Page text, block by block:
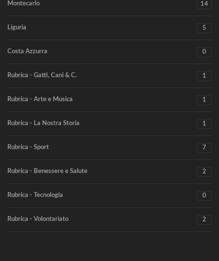
Montecarlo 14
Liguria 5
Costa Azzurra 0
Rubrica - Gatti, Cani & C. 1
Rubrica - Arte e Musica 1
Rubrica - La Nostra Storia 1
Rubrica - Sport 7
Rubrica - Benessere e Salute 2
Rubrica - Tecnologia 0
Rubrica - Volontariato 2